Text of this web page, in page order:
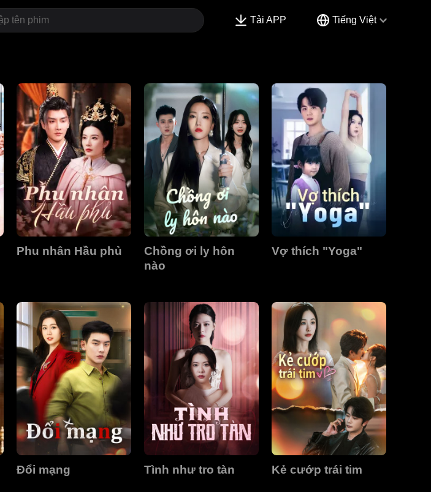
Tải APP Tiếng Việt
Phu nhân Hầu phủ
Chồng ơi ly hôn
nào
Vợ thích "Yoga"
Đổi mạng Tình như tro tàn Kẻ cướp trái tim